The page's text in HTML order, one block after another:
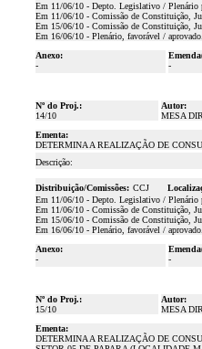
Em 11/06/10 - Depto. Legislativo / Plenário
Em 11/06/10 - Comissão de Constituição,
Em 15/06/10 - Comissão de Constituição,
Em 16/06/10 - Plenário, favorável / aprovado.
Anexo:
-
-
Nº do Proj.:
14/10
Autor:
MESA
Ementa:
DETERMINA A REALIZAÇÃO DE
Descrição:
Distribuição/Comissões: CCJ
Em 11/06/10 - Depto. Legislativo / Plenário
Em 11/06/10 - Comissão de Constituição,
Em 15/06/10 - Comissão de Constituição,
Em 16/06/10 - Plenário, favorável / aprovado.
Anexo:
-
-
Nº do Proj.:
15/10
Autor:
MESA
Ementa:
DETERMINA A REALIZAÇÃO DE